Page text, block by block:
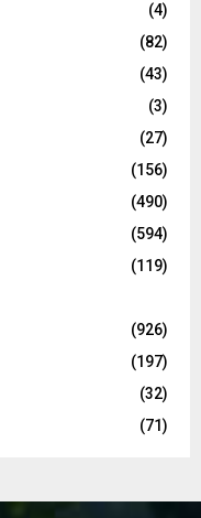
(4)
(82)
(43)
(3)
(27)
(156)
(490)
(594)
(119)
(926)
(197)
(32)
(71)